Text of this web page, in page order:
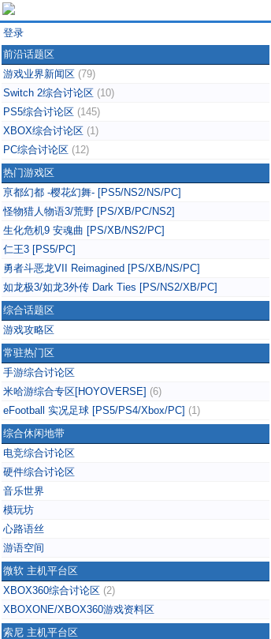
登录
前沿话题区
游戏业界新闻区 (79)
Switch 2综合讨论区 (10)
PS5综合讨论区 (145)
XBOX综合讨论区 (1)
PC综合讨论区 (12)
热门游戏区
亰都幻都 -樱花幻舞- [PS5/NS2/NS/PC]
怪物猎人物语3/荒野 [PS/XB/PC/NS2]
生化危机9 安魂曲 [PS/XB/NS2/PC]
仁王3 [PS5/PC]
勇者斗恶龙VII Reimagined [PS/XB/NS/PC]
如龙极3/如龙3外传 Dark Ties [PS/NS2/XB/PC]
综合话题区
游戏攻略区
常驻热门区
手游综合讨论区
米哈游综合专区[HOYOVERSE] (6)
eFootball 实况足球 [PS5/PS4/Xbox/PC] (1)
综合休闲地带
电竞综合讨论区
硬件综合讨论区
音乐世界
模玩坊
心路语丝
游语空间
微软 主机平台区
XBOX360综合讨论区 (2)
XBOXONE/XBOX360游戏资料区
索尼 主机平台区